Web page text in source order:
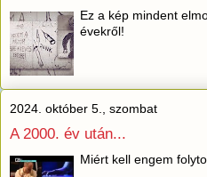
Ez a kép mindent
évekről!
2024. október 5., szombat
A 2000. év után...
Miért kell engem